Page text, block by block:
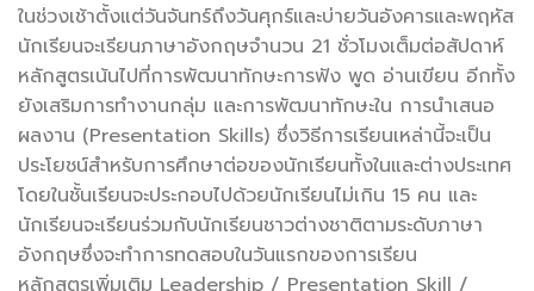
ในช่วงเช้าตั้งแต่วันจันทร์ถึงวันศุกร์และบ่ายวันอังคารและพฤหัส
นักเรียนจะเรียนภาษาอังกฤษจำนวน 21 ชั่วโมงเต็มต่อสัปดาห์
หลักสูตรเน้นไปที่การพัฒนาทักษะการฟัง พูด อ่านเขียน อีกทั้ง
ยังเสริมการทำงานกลุ่ม และการพัฒนาทักษะใน การนำเสนอ
ผลงาน (Presentation Skills) ซึ่งวิธีการเรียนเหล่านี้จะเป็น
ประโยชน์สำหรับการศึกษาต่อของนักเรียนทั้งในและต่างประเทศ
โดยในชั้นเรียนจะประกอบไปด้วยนักเรียนไม่เกิน 15 คน และ
นักเรียนจะเรียนร่วมกับนักเรียนชาวต่างชาติตามระดับภาษา
อังกฤษซึ่งจะทำการทดสอบในวันแรกของการเรียน
หลักสูตรเพิ่มเติม Leadership / Presentation Skill /